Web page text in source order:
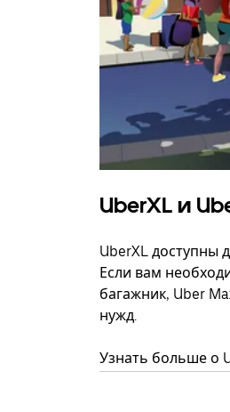
UberXL и
UberXL доступны
Если вам
багажник, Uber
нужд.
Узнать больше о